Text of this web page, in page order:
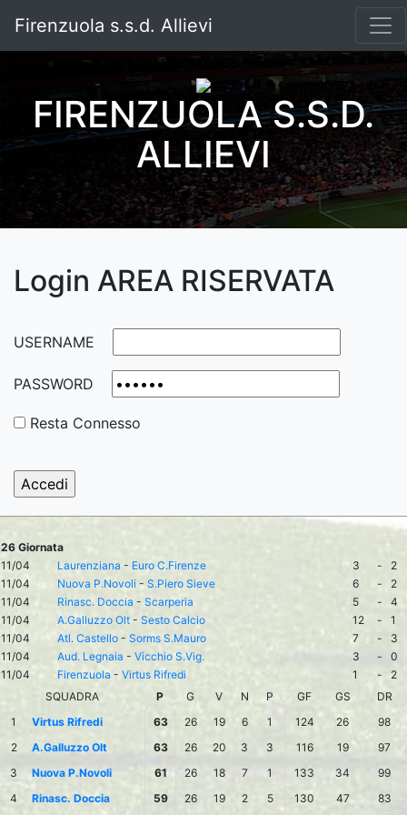
Firenzuola s.s.d. Allievi
FIRENZUOLA S.S.D.
ALLIEVI
Login AREA RISERVATA
USERNAME
PASSWORD
Resta Connesso
26 Giornata
11/04
Laurenziana - Euro C.Firenze 3 -
2
11/04
Nuova P.Novoli - S.Piero Sieve 6 -
2
11/04
Rinasc. Doccia - Scarperia 5 -
4
11/04
A.Galluzzo Olt - Sesto Calcio 12 -
1
11/04
Atl. Castello - Sorms S.Mauro 7 -
3
11/04
Aud. Legnaia - Vicchio S.Vig. 3 -
0
11/04
Firenzuola - Virtus Rifredi 1 -
2
SQUADRA
P G V N P GF GS
DR
1
Virtus Rifredi 63 26 19 6 1 124 26
98
2
A.Galluzzo Olt 63 26 20 3 3 116 19
97
3
Nuova P.Novoli 61 26 18 7 1 133 34
99
4
Rinasc. Doccia 59 26 19 2 5 130 47 83